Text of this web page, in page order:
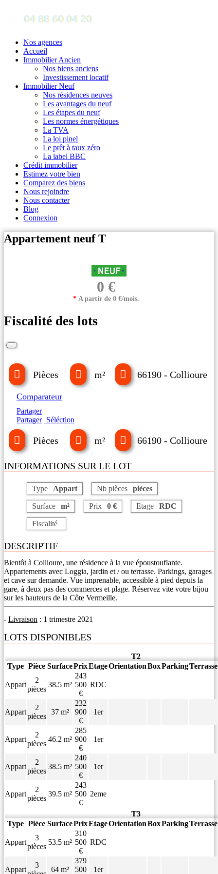
Nos agences
Accueil
Immobilier Ancien
Nos biens anciens
Investissement locatif
Immobilier Neuf
Nos résidences neuves
Les avantages du neuf
Les étapes du neuf
Les normes énergétiques
La TVA
La loi pinel
Le prêt à taux zéro
La label BBC
Crédit immobilier
Estimez votre bien
Comparez des biens
Nous rejoindre
Nous contacter
Blog
Connexion
Appartement neuf T
0 €
* A partir de 0 €/mois.
Fiscalité des lots
Pièces m² 66190 - Collioure
Comparateur
Partager
Partager Séléction
Pièces m² 66190 - Collioure
INFORMATIONS SUR LE LOT
Type Appart Nb pièces pièces
Surface m² Prix 0 € Etage RDC
Fiscalité
DESCRIPTIF
Bientôt à Collioure, une résidence à la vue époustouflante.
Appartements avec Loggia, jardin et / ou terrasse. Parkings, garages
et cave sur demande. Vue imprenable, accessible à pied depuis la
gare, à deux pas des commerces et plage. Réservez vite votre bijou
sur les hauteurs de la Côte Vermeille.
- Livraison : 1 trimestre 2021
LOTS DISPONIBLES
T2
Type Pièce SurfacePrixEtageOrientationBoxParkingTerrasse
Appart
2
pièces
38.5 m²
243
500
€
RDC
Appart
2
pièces
37 m²
232
900
€
1er
Appart
2
pièces
46.2 m²
285
900
€
1er
Appart
2
pièces
38.5 m²
240
500
€
1er
Appart
2
pièces
39.5 m²
243
500
€
2eme
T3
Type Pièce SurfacePrixEtageOrientationBoxParkingTerrasse
Appart
3
pièces
53.5 m²
310
500
€
RDC
Appart
3
64 m²
379
500
1er